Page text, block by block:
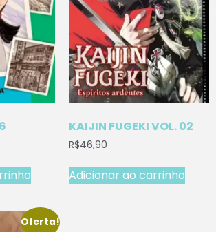
KAIJIN FUGEKI VOL. 02
R$46,90
Adicionar ao carrinho
Oferta!